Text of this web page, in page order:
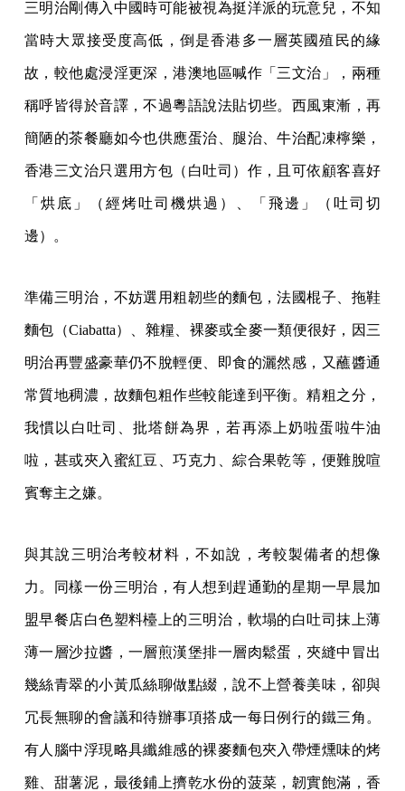
三明治剛傳入中國時可能被視為挺洋派的玩意兒，不知
當時大眾接受度高低，倒是香港多一層英國殖民的緣
故，較他處浸淫更深，港澳地區喊作「三文治」，兩種
稱呼皆得於音譯，不過粵語說法貼切些。西風東漸，再
簡陋的茶餐廳如今也供應蛋治、腿治、牛治配凍檸樂，
香港三文治只選用方包（白吐司）作，且可依顧客喜好
「烘底」（經烤吐司機烘過）、「飛邊」（吐司切
邊）。
準備三明治，不妨選用粗韌些的麵包，法國棍子、拖鞋
麵包（Ciabatta）、雜糧、裸麥或全麥一類便很好，因三
明治再豐盛豪華仍不脫輕便、即食的灑然感，又蘸醬通
常質地稠濃，故麵包粗作些較能達到平衡。精粗之分，
我慣以白吐司、批塔餅為界，若再添上奶啦蛋啦牛油
啦，甚或夾入蜜紅豆、巧克力、綜合果乾等，便難脫喧
賓奪主之嫌。
與其說三明治考較材料，不如說，考較製備者的想像
力。同樣一份三明治，有人想到趕通勤的星期一早晨加
盟早餐店白色塑料檯上的三明治，軟塌的白吐司抹上薄
薄一層沙拉醬，一層煎漢堡排一層肉鬆蛋，夾縫中冒出
幾絲青翠的小黃瓜絲聊做點綴，說不上營養美味，卻與
冗長無聊的會議和待辦事項搭成一每日例行的鐵三角。
有人腦中浮現略具纖維感的裸麥麵包夾入帶煙燻味的烤
雞、甜薯泥，最後鋪上擠乾水份的菠菜，韌實飽滿，香